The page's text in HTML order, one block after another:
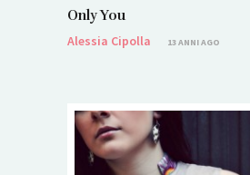
Only You
Alessia Cipolla
13 ANNI AGO